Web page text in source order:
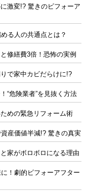
激変!? 驚きのビフォーア
る人の共通点とは？
修繕費3倍！恐怖の実例
で家中カビだらけに!?
“危険業者”を見抜く方法
めの緊急リフォーム術
産価値半減!? 驚きの真実
家がボロボロになる理由
！劇的ビフォーアフター